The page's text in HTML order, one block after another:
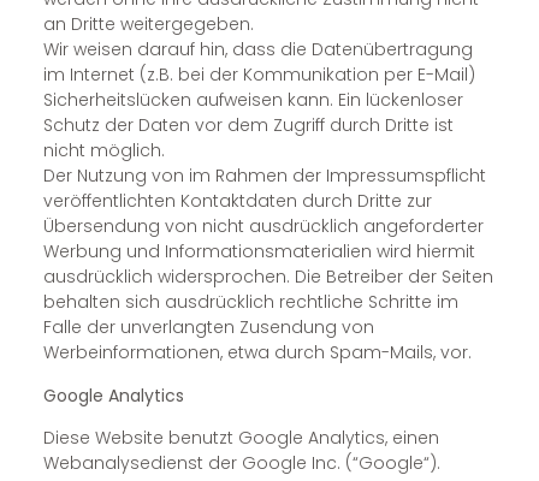
an Dritte weitergegeben.
Wir weisen darauf hin, dass die Datenübertragung
im Internet (z.B. bei der Kommunikation per E-Mail)
Sicherheitslücken aufweisen kann. Ein lückenloser
Schutz der Daten vor dem Zugriff durch Dritte ist
nicht möglich.
Der Nutzung von im Rahmen der Impressumspflicht
veröffentlichten Kontaktdaten durch Dritte zur
Übersendung von nicht ausdrücklich angeforderter
Werbung und Informationsmaterialien wird hiermit
ausdrücklich widersprochen. Die Betreiber der Seiten
behalten sich ausdrücklich rechtliche Schritte im
Falle der unverlangten Zusendung von
Werbeinformationen, etwa durch Spam-Mails, vor.
Google Analytics
Diese Website benutzt Google Analytics, einen
Webanalysedienst der Google Inc. (“Google“).